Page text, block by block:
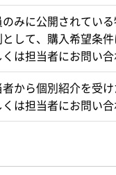
みに公開されている
して、購入希望条
は担当者にお問い合
から個別紹介を受
は担当者にお問い合